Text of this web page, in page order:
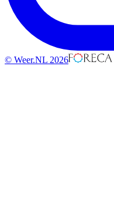
© Weer.NL 2026